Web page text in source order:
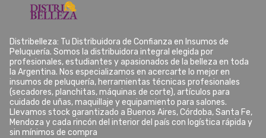
Distribelleza: Tu Distribuidora de Confianza en Insumos de
Peluquería. Somos la distribuidora integral elegida por
profesionales, estudiantes y apasionados de la belleza en toda
la Argentina. Nos especializamos en acercarte lo mejor en
insumos de peluquería, herramientas técnicas profesionales
(secadores, planchitas, máquinas de corte), artículos para
cuidado de uñas, maquillaje y equipamiento para salones.
Llevamos stock garantizado a Buenos Aires, Córdoba, Santa Fe,
Mendoza y cada rincón del interior del país con logística rápida y
sin mínimos de compra